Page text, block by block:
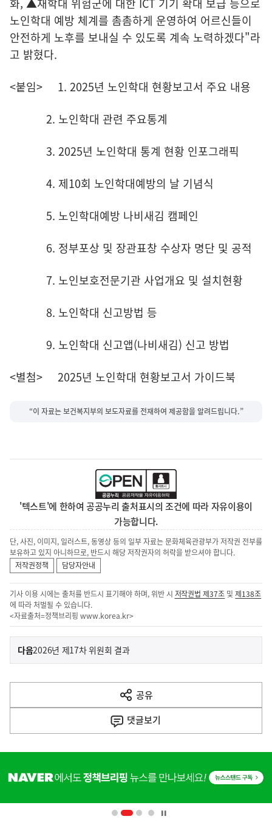
노인학대 예방 체계를 촘촘하게 운영하여 어르신들이
안전하게 노후를 보내실 수 있도록 계속 노력하겠다"라
고 밝혔다.
<붙임> 1. 2025년 노인학대 현황보고서 주요 내용
2. 노인학대 관련 주요통계
3. 2025년 노인학대 통계 현황 인포그래픽
4. 제10회 노인학대예방의 날 기념식
5. 노인학대예방 나비새김 캠페인
6. 정부포상 및 장관표창 수상자 명단 및 공적
7. 노인보호전문기관 사업개요 및 설치현황
8. 노인학대 신고방법 등
9. 노인학대 신고앱(나비새김) 신고 방법
<별첨> 2025년 노인학대 현황보고서 가이드북
“이 자료는 보건복지부의 보도자료를 전재하여 제공함을 알려드립니다.”
'텍스트'에 한하여 공공누리 출처표시의 조건에 따라 자유이용이
가능합니다.
단, 사진, 이미지, 일러스트, 동영상 등의 일부 자료는 문화체육관광부가 저작권 전부를
보유하고 있지 아니하므로, 반드시 해당 저작권자의 허락을 받으셔야 합니다.
저작권정책
담당자안내
기사 이용 시에는 출처를 반드시 표기해야 하며, 위반 시 저작권법 제37조 및제138조
에 따라 처벌될 수 있습니다.
<자료출처=정책브리핑 www.korea.kr>
이
전
다
음
다음기
사
2026년 제17차 위원회 결과
공유
열
기
댓글보기
단